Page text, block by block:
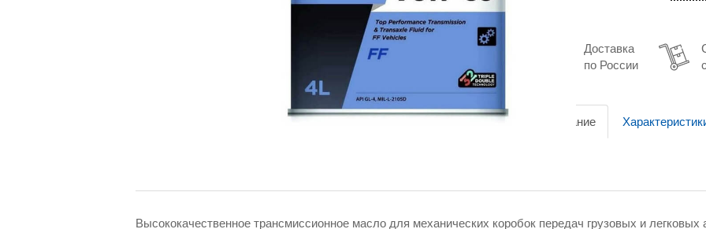
Доставка
по России
Описание
Высококачественное трансмиссионное масло для механических коробок передач грузовых и легковых